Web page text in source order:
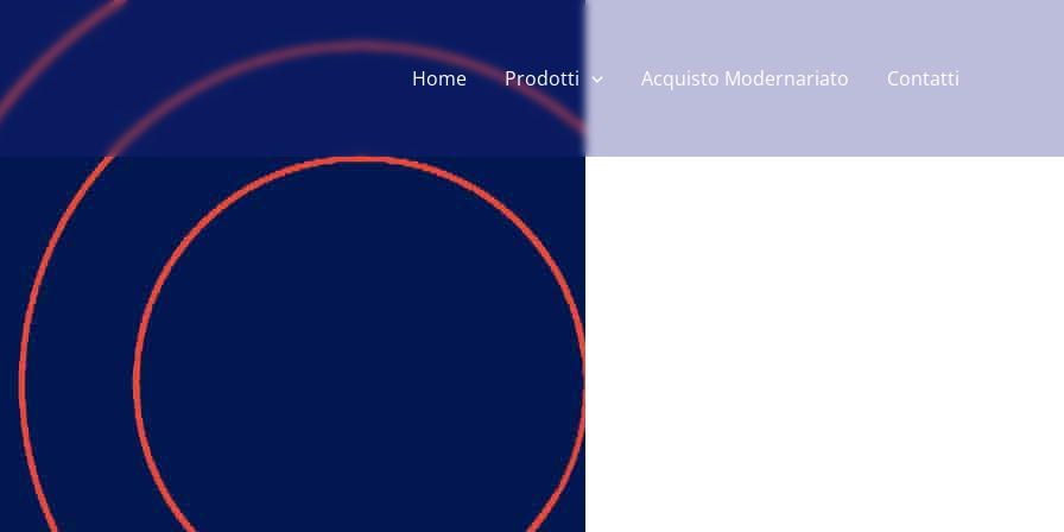
Home Prodotti Acquisto Modernariato Contatti